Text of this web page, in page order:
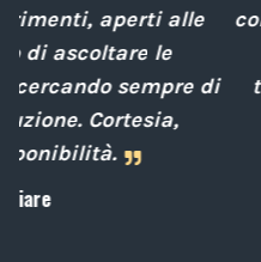
con gentilezza e
rapporto
tecniche adatte alle
attenti